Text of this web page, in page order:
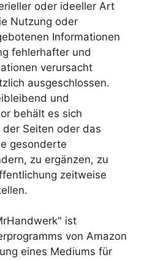
oder ideeller Art
Nutzung oder
Informationen
fehlerhafter und
verursacht
ausgeschlossen.
und
behält es sich
der Seiten oder das
gesonderte
zu ergänzen, zu
zeitweise
ist
von Amazon
eines Mediums für